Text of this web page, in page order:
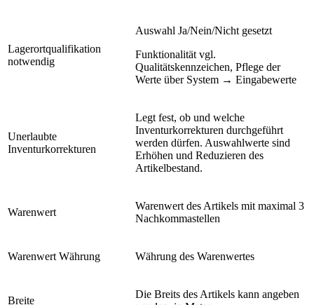
Lagerortqualifikation
notwendig
Auswahl Ja/Nein/Nicht gesetzt
Funktionalität vgl.
Qualitätskennzeichen, Pflege der
Werte über System → Eingabewerte
Unerlaubte
Inventurkorrekturen
Legt fest, ob und welche
Inventurkorrekturen durchgeführt
werden dürfen. Auswahlwerte sind
Erhöhen und Reduzieren des
Artikelbestand.
Warenwert
Warenwert des Artikels mit maximal 3
Nachkommastellen
Warenwert Währung Währung des Warenwertes
Breite
Die Breits des Artikels kann angeben